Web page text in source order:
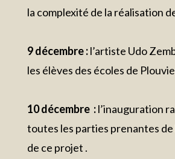
la complexité de la réalisation
9 décembre :l’artiste Udo
les élèves des écoles de
10 décembre :l’inauguration
toutes les parties prenantes de
de ce projet .